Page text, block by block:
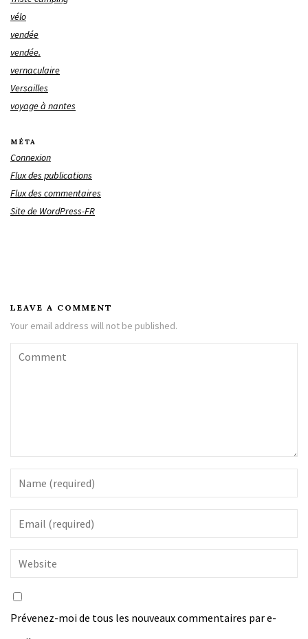
vélo
vendée
vendée.
vernaculaire
Versailles
voyage à nantes
MÉTA
Connexion
Flux des publications
Flux des commentaires
Site de WordPress-FR
LEAVE A COMMENT
Your email address will not be published.
Prévenez-moi de tous les nouveaux commentaires par e-